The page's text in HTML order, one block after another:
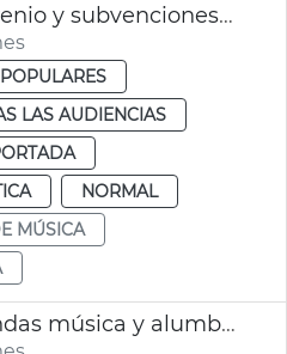
JGL aprueba convenio y subvenciones a bandas de música València
LAS AUDIENCIAS
NORMAL
MÚSICA
Subvenciones bandas música y alumbrado calles Fallas València